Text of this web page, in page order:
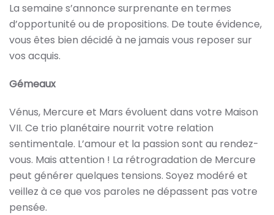
La semaine s’annonce surprenante en termes
d’opportunité ou de propositions. De toute évidence,
vous êtes bien décidé à ne jamais vous reposer sur
vos acquis.
Gémeaux
Vénus, Mercure et Mars évoluent dans votre Maison
VII. Ce trio planétaire nourrit votre relation
sentimentale. L’amour et la passion sont au rendez-
vous. Mais attention ! La rétrogradation de Mercure
peut générer quelques tensions. Soyez modéré et
veillez à ce que vos paroles ne dépassent pas votre
pensée.